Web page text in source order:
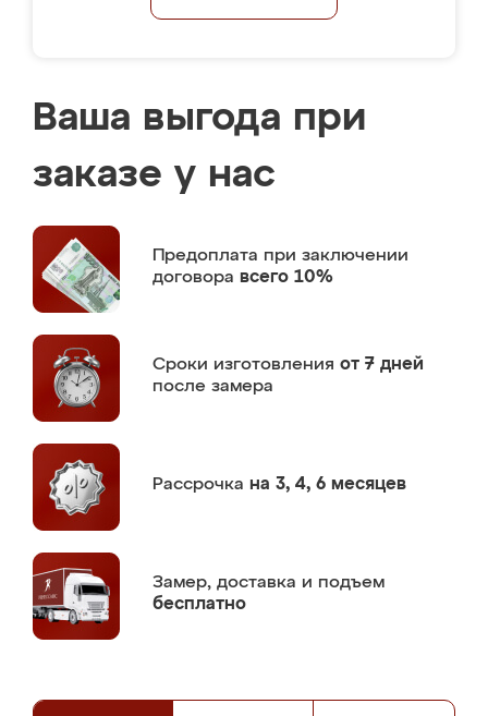
Ваша выгода при
заказе у нас
Предоплата при заключении
договора всего 10%
Сроки изготовления от 7 дней
после замера
Рассрочка на 3, 4, 6 месяцев
Замер, доставка и подъем
бесплатно